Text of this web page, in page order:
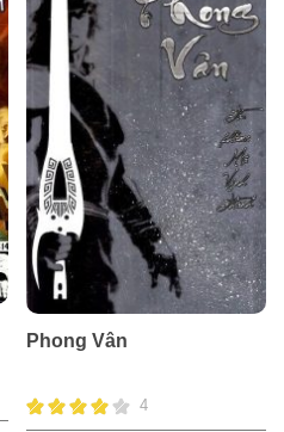
Phong Vân
4